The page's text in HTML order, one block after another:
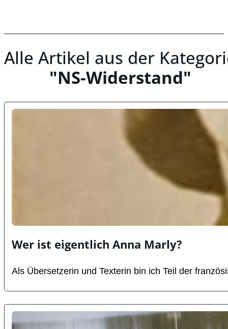
Alle Artikel aus der
NS-Widerstand
Wer ist eigentlich Anna Marly?
Als Übersetzerin und Texterin bin ich Teil der